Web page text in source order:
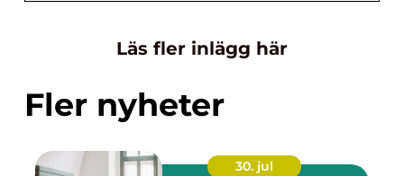
Läs fler inlägg här
Fler nyheter
30. jul